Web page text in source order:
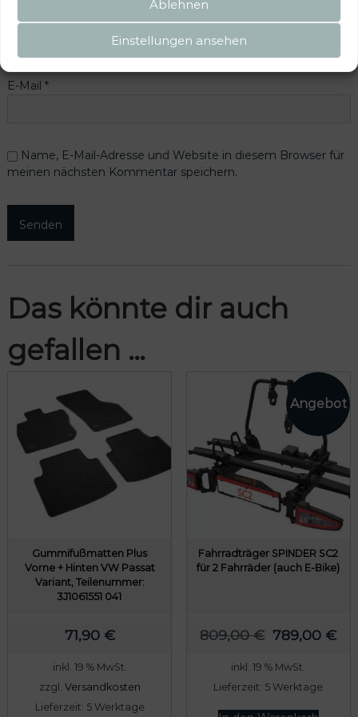
Ablehnen
Einstellungen ansehen
E-Mail *
Name, E-Mail-Adresse und Website in diesem Browser für
meinen nächsten Kommentar speichern.
Das könnte dir auch
gefallen …
Gummifußmatten Plus
Vorne + Hinten VW Passat
Variant, Teilenummer:
3J1061551 041
71,90 €
inkl. 19 % MwSt.
zzgl. Versandkosten
Lieferzeit: 5 Werktage
Fahrradträger SPINDER SC2
für 2 Fahrräder (auch E-Bike)
809,00€ U
s
p
789,00 €A
inkl. 19 % MwSt.
Lieferzeit: 5 Werktage